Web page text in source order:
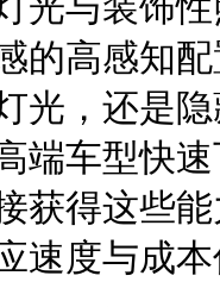
的高感知
光，还是
端车型快
获得这些
速度与成